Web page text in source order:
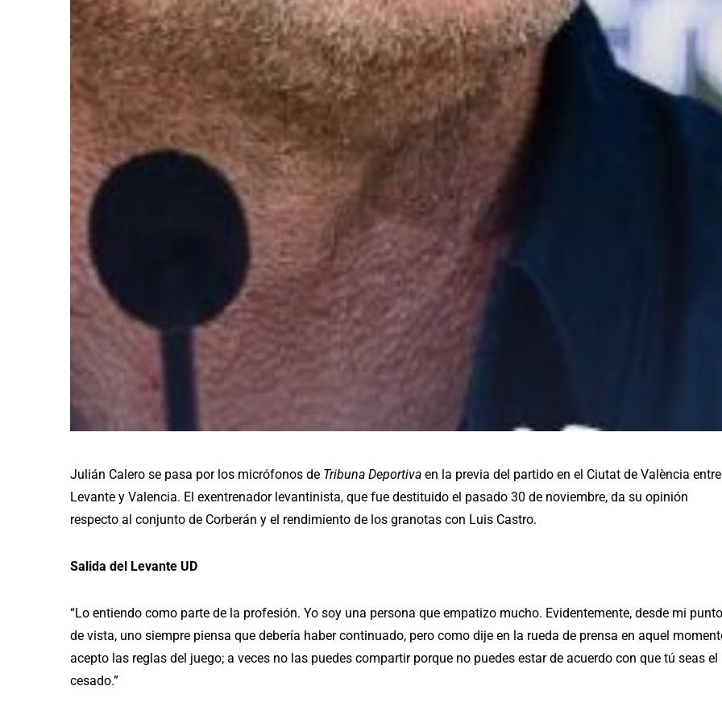
Julián Calero se pasa por los micrófonos de Tribuna Deportiva en la previa del partido en el Ciutat de València entre
Levante y Valencia. El exentrenador levantinista, que fue destituido el pasado 30 de noviembre, da su opinión
respecto al conjunto de Corberán y el rendimiento de los granotas con Luis Castro.
Salida del Levante UD
“Lo entiendo como parte de la profesión. Yo soy una persona que empatizo mucho. Evidentemente, desde mi punto
de vista, uno siempre piensa que debería haber continuado, pero como dije en la rueda de prensa en aquel
acepto las reglas del juego; a veces no las puedes compartir porque no puedes estar de acuerdo con que tú seas el
cesado.”